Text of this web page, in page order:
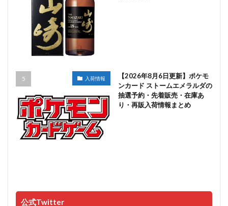
入荷情報
【2026年8月6日更新】ポケモ
ンカード ストームエメラルダの
抽選予約・先着販売・在庫あ
り・再販入荷情報まとめ
公式Twitter